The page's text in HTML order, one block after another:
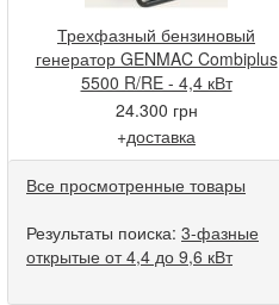
Трехфазный бензиновый
генератор GENMAC Combiplus
5500 R/RE - 4,4 кВт
24.300 грн
+доставка
Все просмотренные товары
Результаты поиска: 3-фазные
открытые от 4,4 до 9,6 кВт